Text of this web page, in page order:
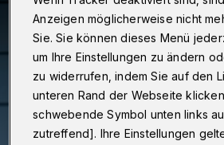
Anzeigen möglicherweise nicht
Sie. Sie können dieses Menü
um Ihre Einstellungen zu ändern
zu widerrufen, indem Sie auf den
unteren Rand der Webseite
schwebende Symbol unten links
zutreffend]. Ihre Einstellungen